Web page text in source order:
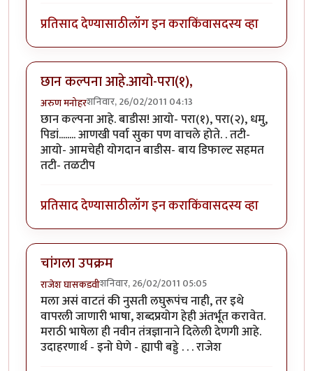
प्रतिसाद देण्यासाठीलॉग इन कराकिंवासदस्य व्हा
छान कल्पना आहे.आयो-परा(१),
अरुण मनोहरशनिवार, 26/02/2011 04:13
छान कल्पना आहे. बाडीस! आयो- परा(१), परा(२), धमु,
पिडां........ आणखी पर्वा सुका पण वाचले होते. . तटी-
आयो- आमचेही योगदान बाडीस- बाय डिफाल्ट सहमत
तटी- तळटीप
प्रतिसाद देण्यासाठीलॉग इन कराकिंवासदस्य व्हा
चांगला उपक्रम
राजेश घासकडवीशनिवार, 26/02/2011 05:05
मला असं वाटतं की नुसती लघुरूपंच नाही, तर इथे
वापरली जाणारी भाषा, शब्दप्रयोग हेही अंतर्भूत करावेत.
मराठी भाषेला ही नवीन तंत्रज्ञानाने दिलेली देणगी आहे.
उदाहरणार्थ - इनो घेणे - ह्यापी बड्डे . . . राजेश